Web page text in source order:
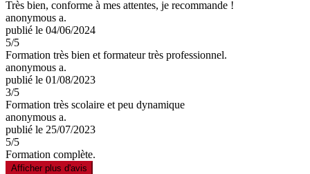
Très bien, conforme à mes attentes, je recommande !
anonymous a.
publié le 04/06/2024
5/5
Formation très bien et formateur très professionnel.
anonymous a.
publié le 01/08/2023
3/5
Formation très scolaire et peu dynamique
anonymous a.
publié le 25/07/2023
5/5
Formation complète.
Afficher plus d'avis